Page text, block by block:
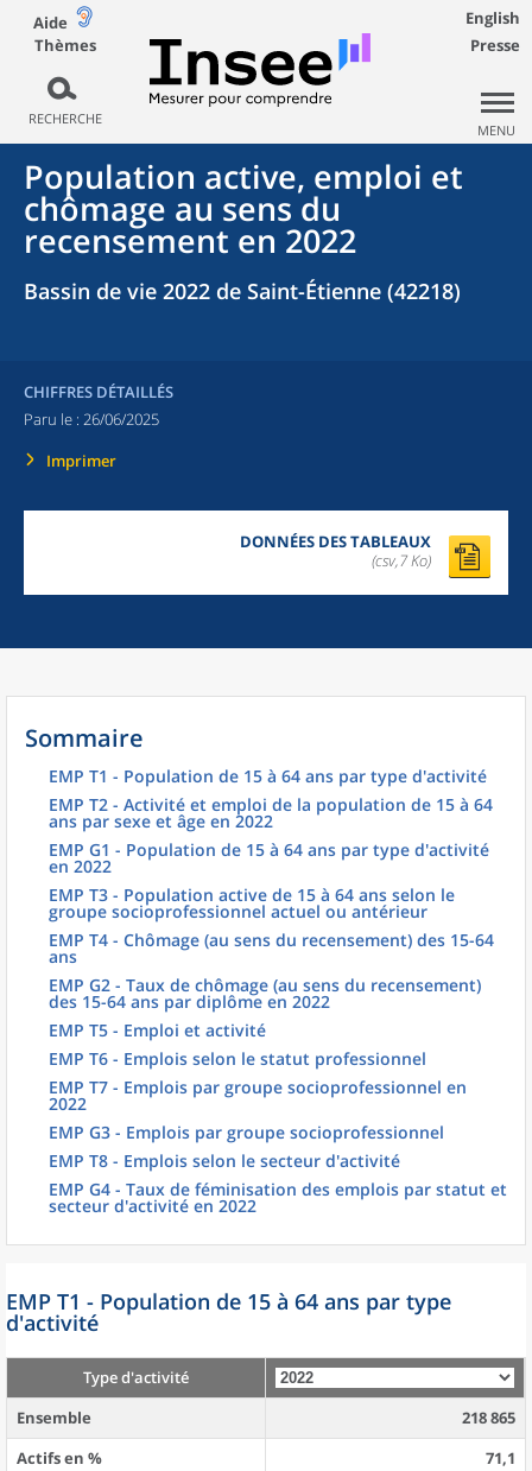
Aide
Thèmes
RECHERCHE
English
Presse
MENU
Population active, emploi et
chômage au sens du
recensement en 2022
Bassin de vie 2022 de Saint-Étienne (42218)
CHIFFRES DÉTAILLÉS
Paru le : 26/06/2025
Imprimer
DONNÉES DES TABLEAUX
(csv,7 Ko)
Sommaire
EMP T1 - Population de 15 à 64 ans par type d'activité
EMP T2 - Activité et emploi de la population de 15 à 64
ans par sexe et âge en 2022
EMP G1 - Population de 15 à 64 ans par type d'activité
en 2022
EMP T3 - Population active de 15 à 64 ans selon le
groupe socioprofessionnel actuel ou antérieur
EMP T4 - Chômage (au sens du recensement) des 15-64
ans
EMP G2 - Taux de chômage (au sens du recensement)
des 15-64 ans par diplôme en 2022
EMP T5 - Emploi et activité
EMP T6 - Emplois selon le statut professionnel
EMP T7 - Emplois par groupe socioprofessionnel en
2022
EMP G3 - Emplois par groupe socioprofessionnel
EMP T8 - Emplois selon le secteur d'activité
EMP G4 - Taux de féminisation des emplois par statut et
secteur d'activité en 2022
EMP T1 - Population de 15 à 64 ans par type
d'activité
Type d'activité
Ensemble
218 865
Actifs en %
71,1